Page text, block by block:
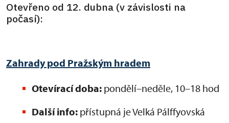
Otevřeno od 12. dubna (v závislosti na
počasí):
Zahrady pod Pražským hradem
Otevírací doba: pondělí–neděle, 10–18 hod
Další info: přístupná je Velká Pálffyovská